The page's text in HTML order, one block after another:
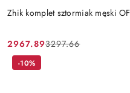
Zhik komplet sztormiak męski
Cena
promocyjna:
2967.89
Cena
przed
3297.66
-10%